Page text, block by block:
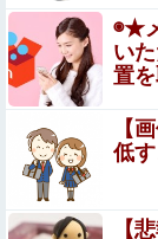
【盗撮】日本の
んでもない神乳
【日向坂46】
さい…
【衝撃】34歳
女子プロレスラ
◉★
い
置を
【
低
【